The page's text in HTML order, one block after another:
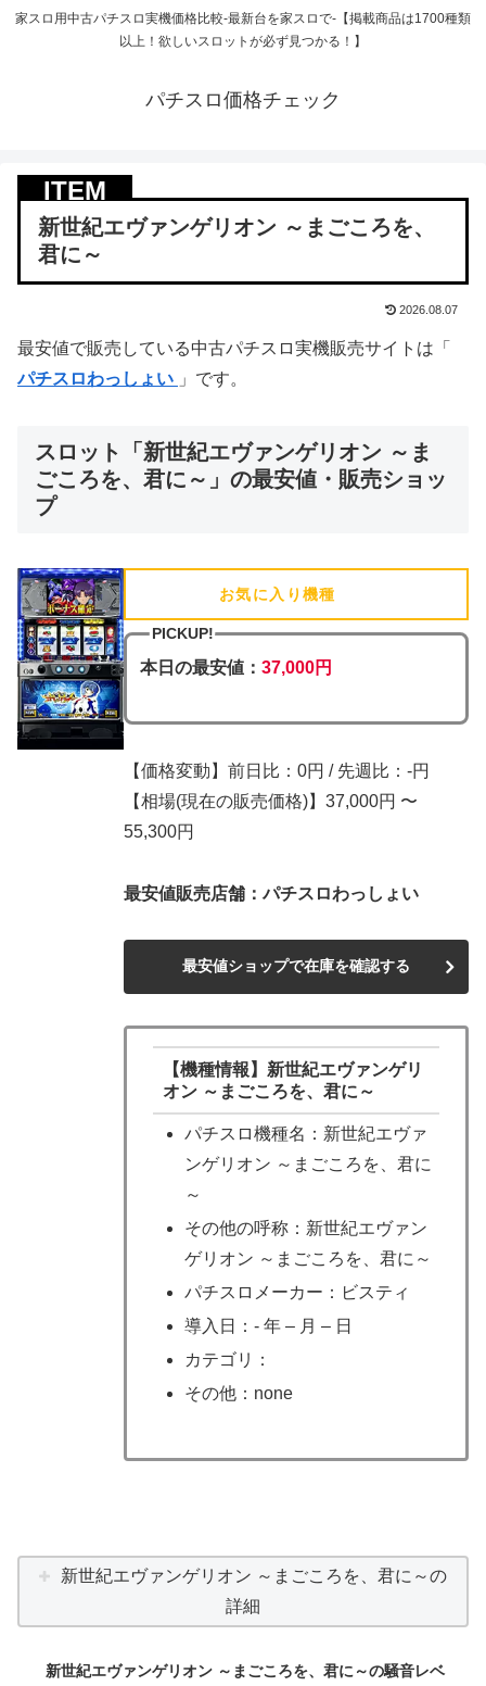
家スロ用中古パチスロ実機価格比較-最新台を家スロで-【掲載商品は1700種類
以上！欲しいスロットが必ず見つかる！】
パチスロ価格チェック
新世紀エヴァンゲリオン ～まごころを、
君に～
2026.08.07
最安値で販売している中古パチスロ実機販売サイトは「
パチスロわっしょい 」です。
スロット「新世紀エヴァンゲリオン ～ま
ごころを、君に～」の最安値・販売ショッ
プ
お気に入り機種
PICKUP!
本日の最安値：37,000円
【価格変動】前日比：0円 / 先週比：-円
【相場(現在の販売価格)】37,000円 〜
55,300円
最安値販売店舗：パチスロわっしょい
最安値ショップで在庫を確認する
【機種情報】新世紀エヴァンゲリ
オン ～まごころを、君に～
パチスロ機種名：新世紀エヴァ
ンゲリオン ～まごころを、君に
～
その他の呼称：新世紀エヴァン
ゲリオン ～まごころを、君に～
パチスロメーカー：ビスティ
導入日：- 年 – 月 – 日
カテゴリ：
その他：none
新世紀エヴァンゲリオン ～まごころを、君に～の
詳細
新世紀エヴァンゲリオン ～まごころを、君に～の騒音レベ